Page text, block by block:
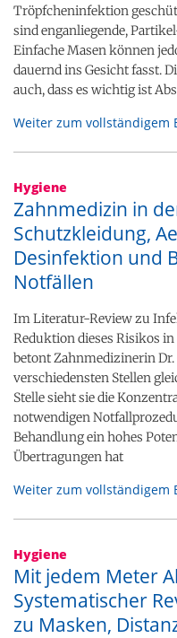
Tröpfcheninfektion
sind enganliegende,
Einfache Masen können
dauernd ins Gesicht fasst.
auch, dass es wichtig ist
Weiter zum vollständigem
Hygiene
Zahnmedizin in
Schutzkleidung,
Desinfektion und
Notfällen
Im Literatur-Review zu
Reduktion dieses Risikos
betont Zahnmedizinerin
verschiedensten Stellen
Stelle sieht sie die
notwendigen
Behandlung ein hohes
Übertragungen hat
Weiter zum vollständigem
Hygiene
Mit jedem Meter
Systematischer
zu Masken,